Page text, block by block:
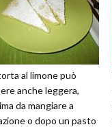
al limone può
anche leggera,
da mangiare a
o dopo un pasto